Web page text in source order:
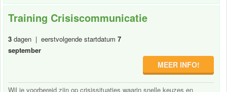
Training Crisiscommunicatie
3 dagen | eerstvolgende startdatum 7
september
MEER INFO!
Wil je voorbereid zijn op crisissituaties waarin snelle keuzes en